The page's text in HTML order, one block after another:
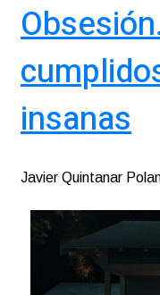
insanas
Javier Quintanar